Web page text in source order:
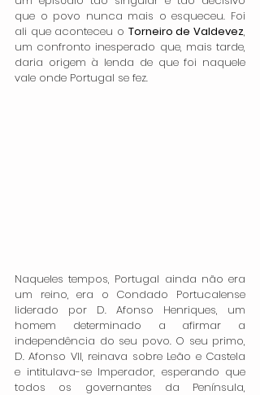
que o povo nunca mais o esqueceu. Foi
ali que aconteceu o Torneiro de Valdevez,
um confronto inesperado que, mais tarde,
daria origem à lenda de que foi naquele
vale onde Portugal se fez.
Naqueles tempos, Portugal ainda não era
um reino, era o Condado Portucalense
liderado por D. Afonso Henriques, um
homem determinado a afirmar a
independência do seu povo. O seu primo,
D. Afonso VII, reinava sobre Leão e Castela
e intitulava-se Imperador, esperando que
todos os governantes da Península,